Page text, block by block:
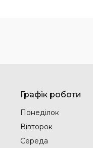
Графік роботи
Понеділок
Вівторок
Середа